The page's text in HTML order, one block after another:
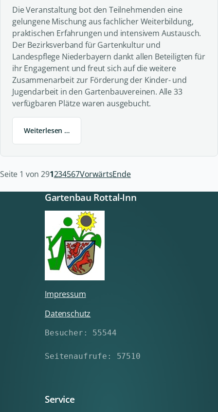
Die Veranstaltung bot den Teilnehmenden eine
gelungene Mischung aus fachlicher Weiterbildung,
praktischen Erfahrungen und intensivem Austausch.
Der Bezirksverband für Gartenkultur und
Landespflege Niederbayern dankt allen Beteiligten für
ihr Engagement und freut sich auf die weitere
Zusammenarbeit zur Förderung der Kinder- und
Jugendarbeit in den Gartenbauvereinen. Alle 33
verfügbaren Plätze waren ausgebucht.
Weiterlesen …
Seite 1 von 291234567VorwärtsEnde
Gartenbau Rottal-Inn
Impressum
Datenschutz
Besucher: 55544
Seitenaufrufe: 57510
Service